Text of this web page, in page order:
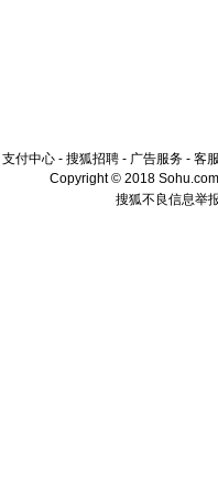
支付中心 - 搜狐招聘 - 广告服务 - 客
Copyright © 2018
搜狐不良信息举